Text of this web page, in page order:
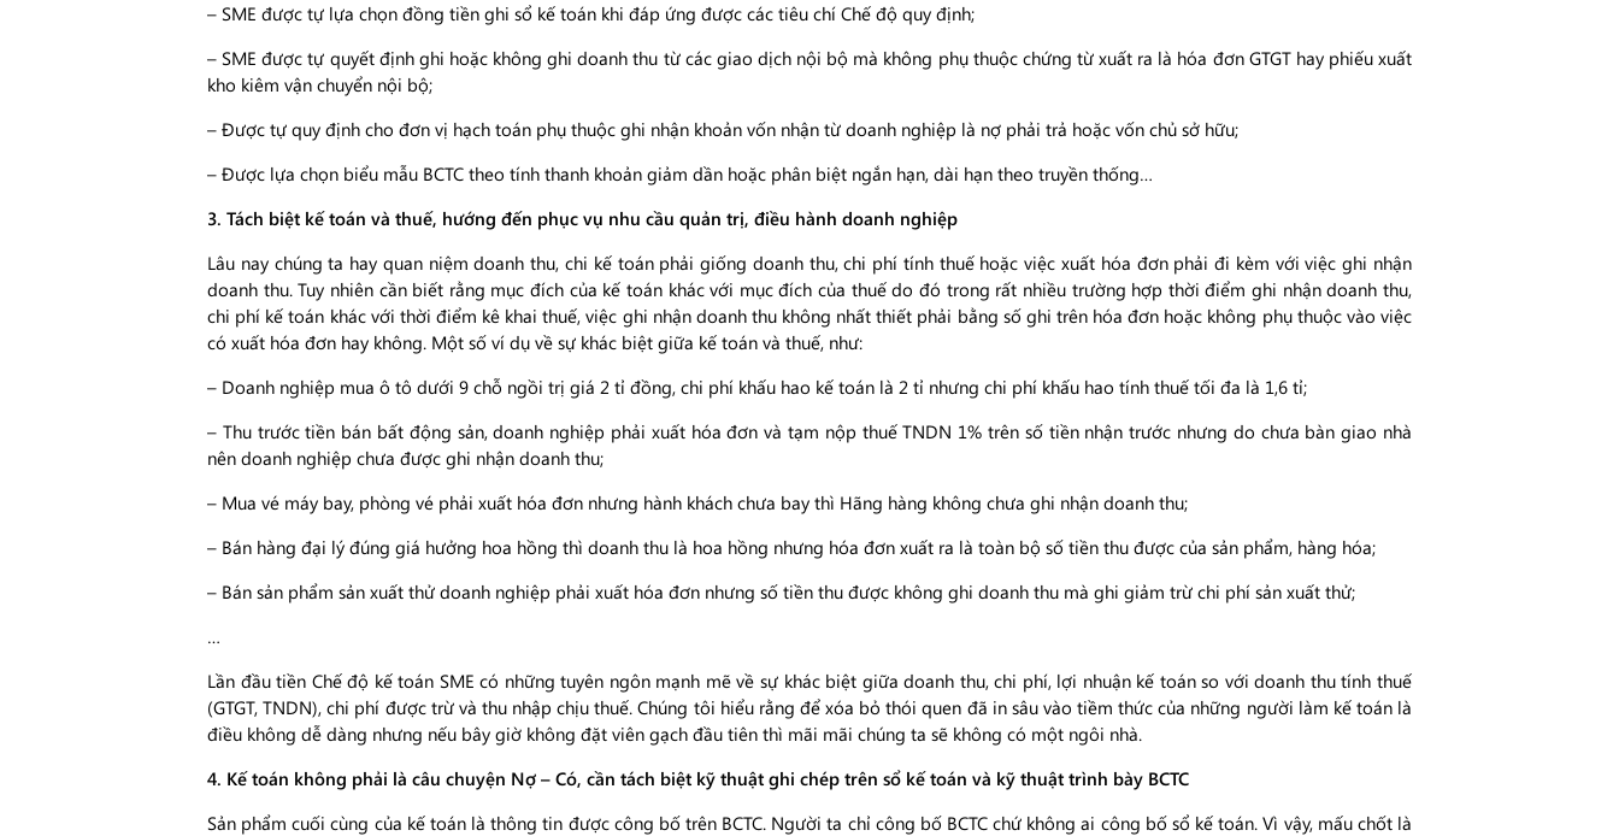
– SME được tự lựa chọn đồng tiền ghi sổ kế toán khi đáp ứng được các tiêu chí Chế độ quy định;
– SME được tự quyết định ghi hoặc không ghi doanh thu từ các giao dịch nội bộ mà không phụ thuộc chứng từ xuất ra là hóa đơn GTGT hay phiếu xuất
kho kiêm vận chuyển nội bộ;
– Được tự quy định cho đơn vị hạch toán phụ thuộc ghi nhận khoản vốn nhận từ doanh nghiệp là nợ phải trả hoặc vốn chủ sở hữu;
– Được lựa chọn biểu mẫu BCTC theo tính thanh khoản giảm dần hoặc phân biệt ngắn hạn, dài hạn theo truyền thống…
3. Tách biệt kế toán và thuế, hướng đến phục vụ nhu cầu quản trị, điều hành doanh nghiệp
Lâu nay chúng ta hay quan niệm doanh thu, chi kế toán phải giống doanh thu, chi phí tính thuế hoặc việc xuất hóa đơn phải đi kèm với việc ghi nhận
doanh thu. Tuy nhiên cần biết rằng mục đích của kế toán khác với mục đích của thuế do đó trong rất nhiều trường hợp thời điểm ghi nhận doanh thu,
chi phí kế toán khác với thời điểm kê khai thuế, việc ghi nhận doanh thu không nhất thiết phải bằng số ghi trên hóa đơn hoặc không phụ thuộc vào việc
có xuất hóa đơn hay không. Một số ví dụ về sự khác biệt giữa kế toán và thuế, như:
– Doanh nghiệp mua ô tô dưới 9 chỗ ngồi trị giá 2 tỉ đồng, chi phí khấu hao kế toán là 2 tỉ nhưng chi phí khấu hao tính thuế tối đa là 1,6 tỉ;
– Thu trước tiền bán bất động sản, doanh nghiệp phải xuất hóa đơn và tạm nộp thuế TNDN 1% trên số tiền nhận trước nhưng do chưa bàn giao nhà
nên doanh nghiệp chưa được ghi nhận doanh thu;
– Mua vé máy bay, phòng vé phải xuất hóa đơn nhưng hành khách chưa bay thì Hãng hàng không chưa ghi nhận doanh thu;
– Bán hàng đại lý đúng giá hưởng hoa hồng thì doanh thu là hoa hồng nhưng hóa đơn xuất ra là toàn bộ số tiền thu được của sản phẩm, hàng hóa;
– Bán sản phẩm sản xuất thử doanh nghiệp phải xuất hóa đơn nhưng số tiền thu được không ghi doanh thu mà ghi giảm trừ chi phí sản xuất thử;
…
Lần đầu tiền Chế độ kế toán SME có những tuyên ngôn mạnh mẽ về sự khác biệt giữa doanh thu, chi phí, lợi nhuận kế toán so với doanh thu tính thuế
(GTGT, TNDN), chi phí được trừ và thu nhập chịu thuế. Chúng tôi hiểu rằng để xóa bỏ thói quen đã in sâu vào tiềm thức của những người làm kế toán là
điều không dễ dàng nhưng nếu bây giờ không đặt viên gạch đầu tiên thì mãi mãi chúng ta sẽ không có một ngôi nhà.
4. Kế toán không phải là câu chuyện Nợ – Có, cần tách biệt kỹ thuật ghi chép trên sổ kế toán và kỹ thuật trình bày BCTC
Sản phẩm cuối cùng của kế toán là thông tin được công bố trên BCTC. Người ta chỉ công bố BCTC chứ không ai công bố sổ kế toán. Vì vậy, mấu chốt là